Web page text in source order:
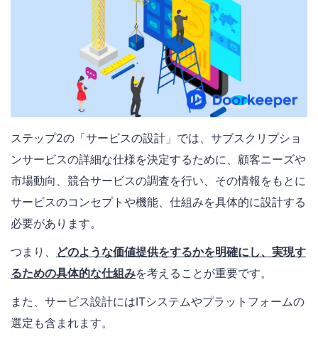
ステップ2の「サービスの設計」では、サブスクリプショ
ンサービスの詳細な仕様を決定するために、顧客ニーズや
市場動向、競合サービスの調査を行い、その情報をもとに
サービスのコンセプトや機能、仕組みを具体的に設計する
必要があります。
つまり、 どのような価値提供をするかを明確にし、実現す
るための具体的な仕組みを考えることが重要です。
また、サービス設計にはITシステムやプラットフォームの
選定も含まれます。